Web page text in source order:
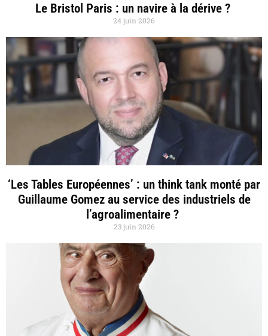
Le Bristol Paris : un navire à la dérive ?
24 juin 2026
‘Les Tables Européennes’ : un think tank monté par
Guillaume Gomez au service des industriels de
l’agroalimentaire ?
23 juin 2026